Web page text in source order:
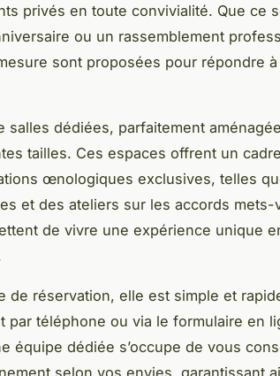
privés en toute convivialité. Que ce
ou un rassemblement
sont proposées pour répondre
salles dédiées, parfaitement
tailles. Ces espaces offrent un
œnologiques exclusives, telles
et des ateliers sur les accords mets-
de vivre une expérience unique
de réservation, elle est simple et
par téléphone ou via le formulaire en
équipe dédiée s’occupe de vous
selon vos envies, garantissant